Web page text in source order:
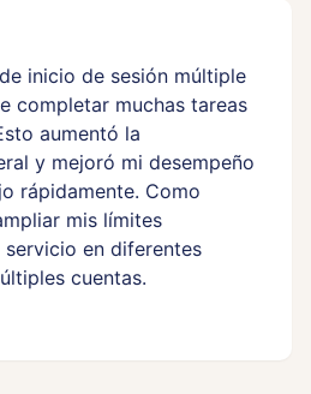
inicio de sesión múltiple
completar muchas tareas
aumentó la
y mejoró mi desempeño
rápidamente. Como
mis límites
en diferentes
cuentas.